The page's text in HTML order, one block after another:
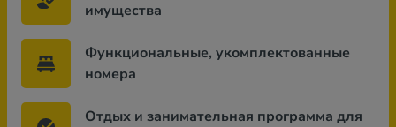
имущества
Функциональные, укомплектованные
номера
Отдых и занимательная программа для